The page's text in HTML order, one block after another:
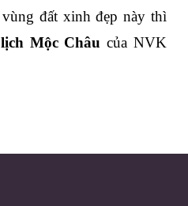
đất xinh đẹp này thì
Mộc Châu của NVK